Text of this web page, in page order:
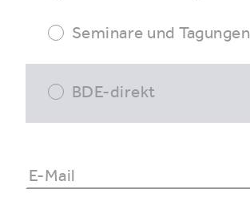
Seminare und Tagungen
BDE-direkt